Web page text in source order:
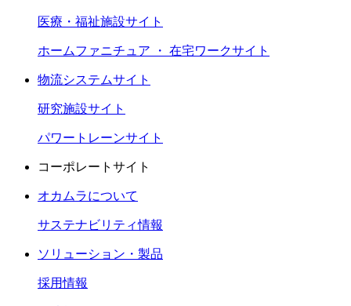
医療・福祉施設サイト
ホームファニチュア ・ 在宅ワークサイト
物流システムサイト
研究施設サイト
パワートレーンサイト
コーポレートサイト
オカムラについて
サステナビリティ情報
ソリューション・製品
採用情報